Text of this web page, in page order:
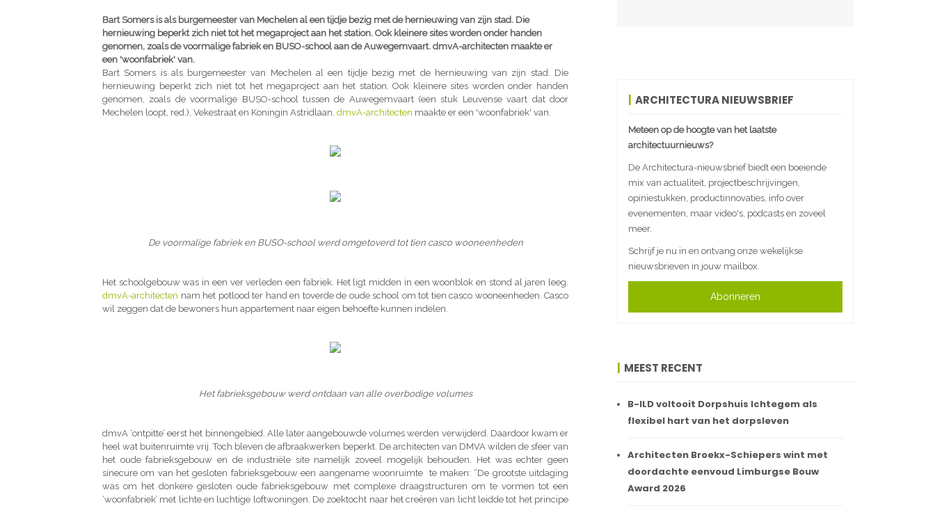
Bart Somers is als burgemeester van Mechelen al een tijdje bezig met de hernieuwing van zijn stad. Die
hernieuwing beperkt zich niet tot het megaproject aan het station. Ook kleinere sites worden onder handen
genomen, zoals de voormalige fabriek en BUSO-school aan de Auwegemvaart. dmvA-architecten maakte er
een 'woonfabriek' van.
Bart Somers is als burgemeester van Mechelen al een tijdje bezig met de hernieuwing van zijn stad. Die
hernieuwing beperkt zich niet tot het megaproject aan het station. Ook kleinere sites worden onder handen
genomen, zoals de voormalige BUSO-school tussen de Auwegemvaart (een stuk Leuvense vaart dat door
Mechelen loopt, red.), Vekestraat en Koningin Astridlaan. dmvA-architecten maakte er een 'woonfabriek' van.
De voormalige fabriek en BUSO-school werd omgetoverd tot tien casco wooneenheden
Het schoolgebouw was in een ver verleden een fabriek. Het ligt midden in een woonblok en stond al jaren leeg.
dmvA-architecten nam het potlood ter hand en toverde de oude school om tot tien casco wooneenheden. Casco
wil zeggen dat de bewoners hun appartement naar eigen behoefte kunnen indelen.
Het fabrieksgebouw werd ontdaan van alle overbodige volumes
dmvA ‘ontpitte’ eerst het binnengebied. Alle later aangebouwde volumes werden verwijderd. Daardoor kwam er
heel wat buitenruimte vrij. Toch bleven de afbraakwerken beperkt. De architecten van DMVA wilden de sfeer van
het oude fabrieksgebouw en de industriële site namelijk zoveel mogelijk behouden. Het was echter geen
sinecure om van het gesloten fabrieksgebouw een aangename woonruimte te maken: “De grootste uitdaging
was om het donkere gesloten oude fabrieksgebouw met complexe draagstructuren om te vormen tot een
‘woonfabriek’ met lichte en luchtige loftwoningen. De zoektocht naar het creëren van licht leidde tot het principe
ARCHITECTURA NIEUWSBRIEF
Meteen op de hoogte van het laatste
architectuurnieuws?
De Architectura-nieuwsbrief biedt een boeiende
mix van actualiteit, projectbeschrijvingen,
opiniestukken, productinnovaties, info over
evenementen, maar video's, podcasts en zoveel
meer.
Schrijf je nu in en ontvang onze wekelijkse
nieuwsbrieven in jouw mailbox.
Abonneren
MEEST RECENT
B-ILD voltooit Dorpshuis Ichtegem als
flexibel hart van het dorpsleven
Architecten Broekx-Schiepers wint met
doordachte eenvoud Limburgse Bouw
Award 2026